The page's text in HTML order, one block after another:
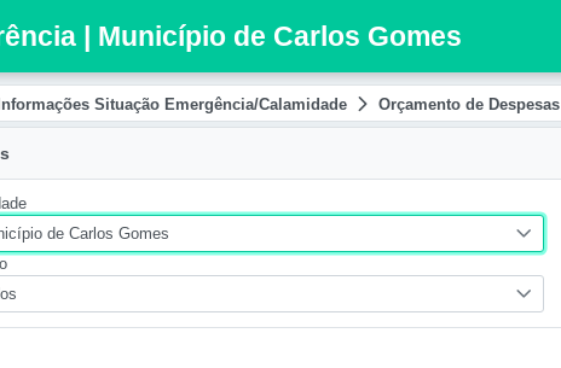
| Município de Carlos Gomes
Situação Emergência/Calamidade Orçamento de Despesas
de Carlos Gomes